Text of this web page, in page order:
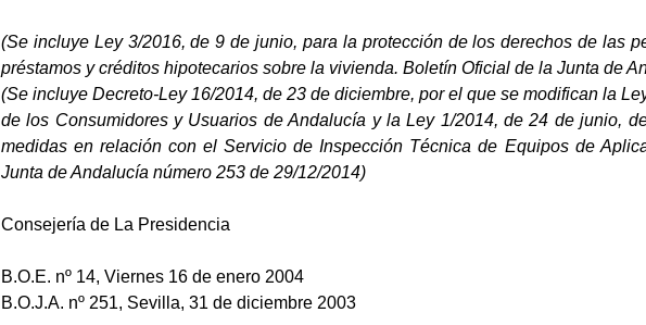
(Se incluye Ley 3/2016, de 9 de junio, para la protección de los derechos de las
préstamos y créditos hipotecarios sobre la vivienda. Boletín Oficial de la Junta de
(Se incluye Decreto-Ley 16/2014, de 23 de diciembre, por el que se modifican la
de los Consumidores y Usuarios de Andalucía y la Ley 1/2014, de 24 de junio,
medidas en relación con el Servicio de Inspección Técnica de Equipos de
Junta de Andalucía número 253 de 29/12/2014)
Consejería de La Presidencia
B.O.E. nº 14, Viernes 16 de enero 2004
B.O.J.A. nº 251, Sevilla, 31 de diciembre 2003